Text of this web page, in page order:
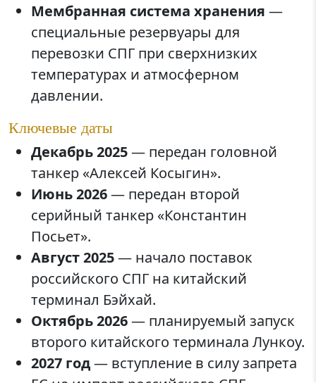
Мембранная система хранения —
специальные резервуары для
перевозки СПГ при сверхнизких
температурах и атмосферном
давлении.
Ключевые даты
Декабрь 2025— передан головной
танкер «Алексей Косыгин».
Июнь 2026— передан второй
серийный танкер «Константин
Посьет».
Август 2025— начало поставок
российского СПГ на китайский
терминал Бэйхай.
Октябрь 2026— планируемый запуск
второго китайского терминала Лункоу.
2027 год— вступление в силу запрета